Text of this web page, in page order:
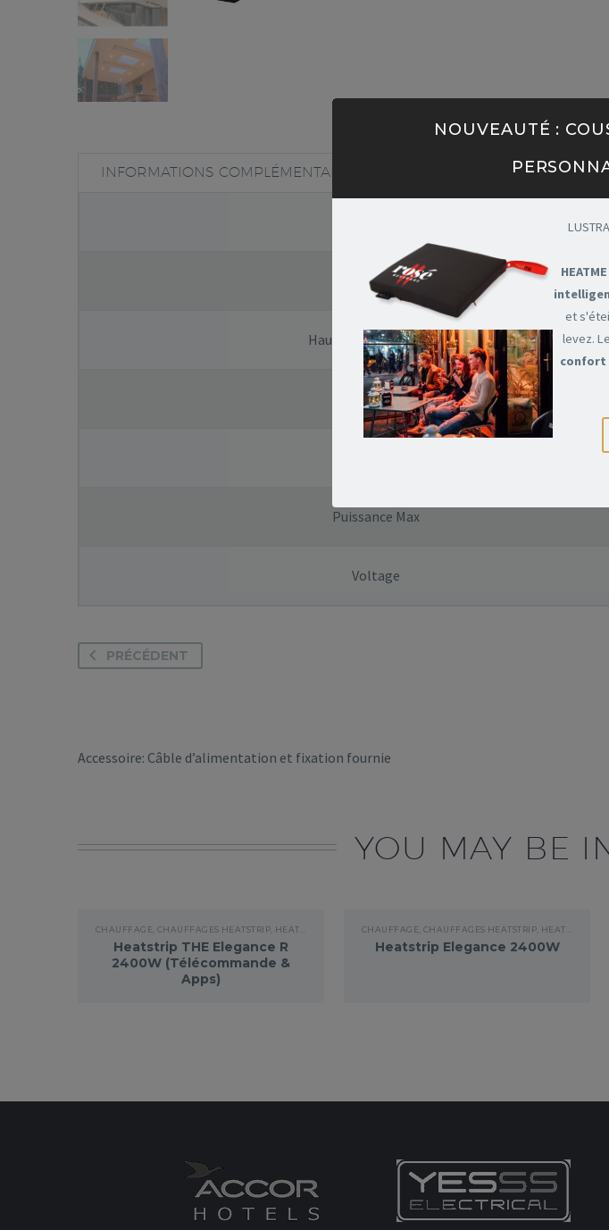
INFORMATIONS COMPLÉMENTAIRES
Ampérage
Hauteur d’installation
IP
Puissance Max
Voltage
PRÉCÉDENT
Accessoire: Câble d’alimentation et fixation fournie
YOU MAY BE
CHAUFFAGE CHAUFFAGES HEATSTRIP, HEATSTRIP ELEGANCE APPS
Heatstrip THE Elegance R
2400W (Télécommande &
Apps)
CHAUFFAGE CHAUFFAGES HEATSTRIP, HEATSTRIP ELÉGANCE
Heatstrip Elegance 2400W
NOUVEAUTÉ :
et
levez.
confort